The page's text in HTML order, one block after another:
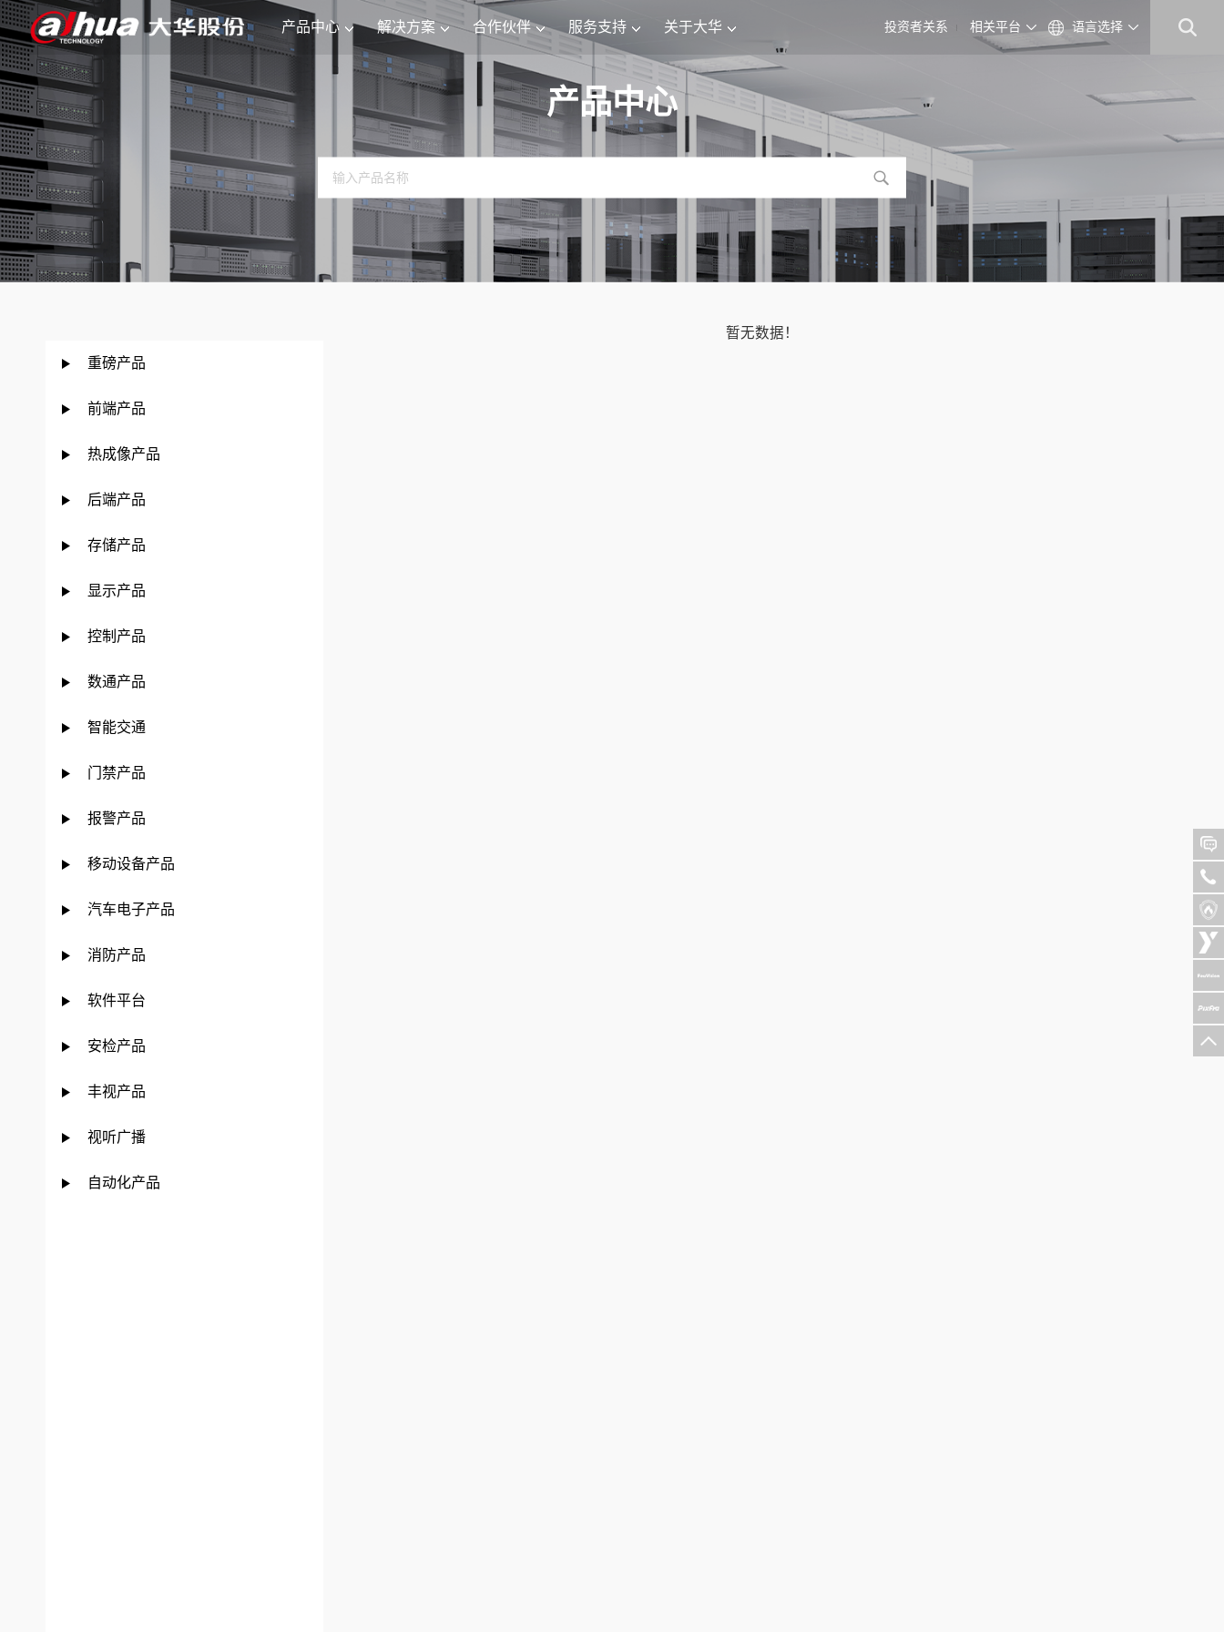
语言选择
相关平台
投资者关系
产品中心 解决方案 合作伙伴 服务支持 关于大华
产品中心
重磅产品
前端产品
热成像产品
后端产品
存储产品
显示产品
控制产品
数通产品
智能交通
门禁产品
报警产品
移动设备产品
汽车电子产品
消防产品
软件平台
安检产品
丰视产品
视听广播
自动化产品
暂无数据！